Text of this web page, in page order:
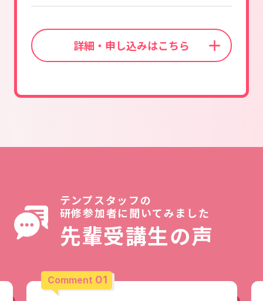
詳細・申し込みはこちら
テンプスタッフの
研修参加者に聞いてみました
先輩受講生の声
Comment 01